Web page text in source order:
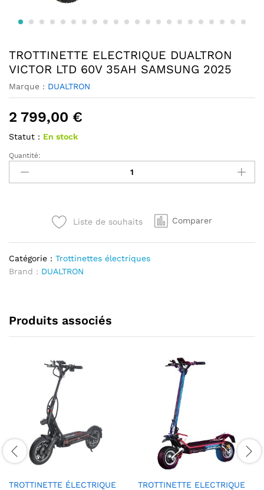
TROTTINETTE ELECTRIQUE DUALTRON
VICTOR LTD 60V 35AH SAMSUNG 2025
Marque : DUALTRON
2 799,00 €
Statut : En stock
TROTTINETTE
ELECTRIQUE
DUALTRON
2025
quantité
Quantité:
Liste de souhaits Comparer
Catégorie : Trottinettes électriques
Brand : DUALTRON
Produits associés
TROTTINETTE ÉLECTRIQUE
TROTTINETTE ELECTRIQUE